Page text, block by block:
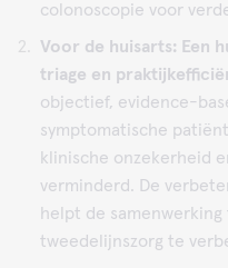
colonoscopie voor
Voor de huisarts: Een
triage en
objectief, evidence-
symptomatische
klinische onzekerheid
verminderd. De
helpt de
tweedelijnszorg te